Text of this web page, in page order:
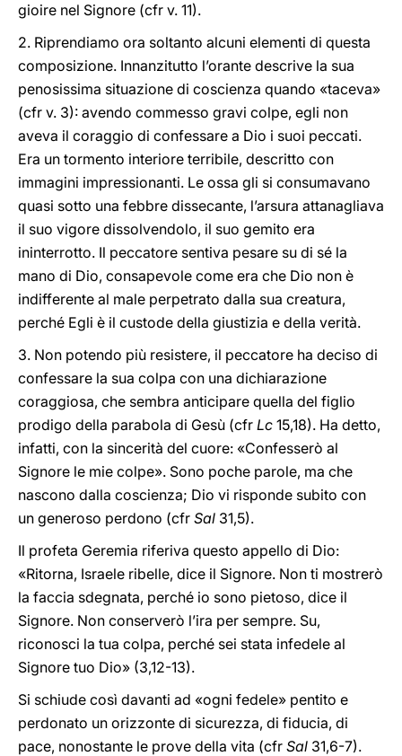
gioire nel Signore (cfr v. 11).
2. Riprendiamo ora soltanto alcuni elementi di questa
composizione. Innanzitutto l’orante descrive la sua
penosissima situazione di coscienza quando «taceva»
(cfr v. 3): avendo commesso gravi colpe, egli non
aveva il coraggio di confessare a Dio i suoi peccati.
Era un tormento interiore terribile, descritto con
immagini impressionanti. Le ossa gli si consumavano
quasi sotto una febbre dissecante, l’arsura attanagliava
il suo vigore dissolvendolo, il suo gemito era
ininterrotto. Il peccatore sentiva pesare su di sé la
mano di Dio, consapevole come era che Dio non è
indifferente al male perpetrato dalla sua creatura,
perché Egli è il custode della giustizia e della verità.
3. Non potendo più resistere, il peccatore ha deciso di
confessare la sua colpa con una dichiarazione
coraggiosa, che sembra anticipare quella del figlio
prodigo della parabola di Gesù (cfr Lc 15,18). Ha detto,
infatti, con la sincerità del cuore: «Confesserò al
Signore le mie colpe». Sono poche parole, ma che
nascono dalla coscienza; Dio vi risponde subito con
un generoso perdono (cfr Sal 31,5).
Il profeta Geremia riferiva questo appello di Dio:
«Ritorna, Israele ribelle, dice il Signore. Non ti mostrerò
la faccia sdegnata, perché io sono pietoso, dice il
Signore. Non conserverò l’ira per sempre. Su,
riconosci la tua colpa, perché sei stata infedele al
Signore tuo Dio» (3,12-13).
Si schiude così davanti ad «ogni fedele» pentito e
perdonato un orizzonte di sicurezza, di fiducia, di
pace, nonostante le prove della vita (cfr Sal 31,6-7).